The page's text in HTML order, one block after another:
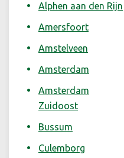
Alphen aan den Rijn
Amersfoort
Amstelveen
Amsterdam
Amsterdam
Zuidoost
Bussum
Culemborg